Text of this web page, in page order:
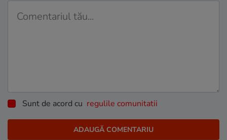
Sunt de acord cu regulile comunitatii